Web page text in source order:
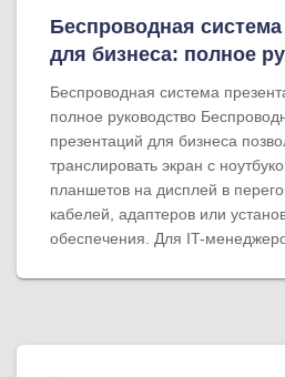
Беспроводная
для бизнеса: полное
Беспроводная система
полное руководство
презентаций для бизнеса
транслировать экран с
планшетов на дисплей в
кабелей, адаптеров или
обеспечения. Для IT-